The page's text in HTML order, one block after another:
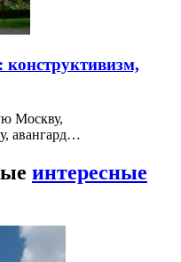
Москву,
авангард…
интересные